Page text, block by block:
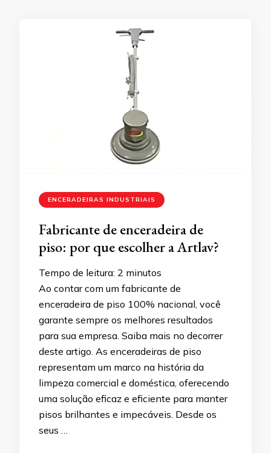
ENCERADEIRAS INDUSTRIAIS
Fabricante de enceradeira de
piso: por que escolher a Artlav?
Tempo de leitura: 2 minutos
Ao contar com um fabricante de
enceradeira de piso 100% nacional, você
garante sempre os melhores resultados
para sua empresa. Saiba mais no decorrer
deste artigo. As enceradeiras de piso
representam um marco na história da
limpeza comercial e doméstica, oferecendo
uma solução eficaz e eficiente para manter
pisos brilhantes e impecáveis. Desde os
seus …